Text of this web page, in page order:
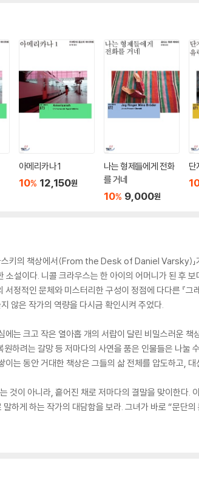
아메리카나 1
10% 12,150원
나는 형제들에게 전화
를 거네
10% 9,000원
단
스키의 책상에서(From the Desk of Daniel Varsky)
소설이다. 니콜 크라우스는 한 아이의 어머니가 된 후
정적인 문체와 미스터리한 구성이 정점에 다다른 『
않은 작가의 역량을 다시금 확인시켜 주었다.
에는 크고 작은 열아홉 개의 서랍이 달린 비밀스러운
하려는 갈망 등 저마다의 사연을 품은 인물들은 나눌
이는 동안 거대한 책상은 그들의 삶 전체를 압도하고,
것이 아니라, 흩어진 채로 저마다의 결말을 맞이한다.
말하게 하는 작가의 대담함을 보라. 그녀가 바로 “문단